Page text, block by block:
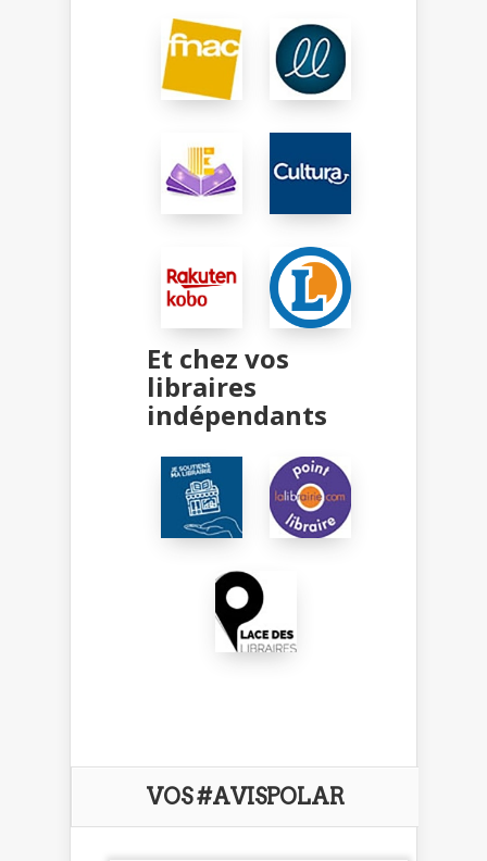
Et chez vos
libraires
indépendants
VOS #AVISPOLAR